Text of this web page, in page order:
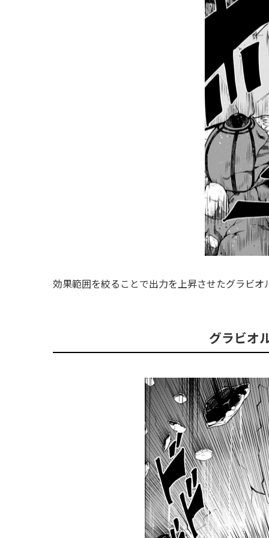
効果範囲を絞ることで出力を上昇させたグラビオ
グラビオ